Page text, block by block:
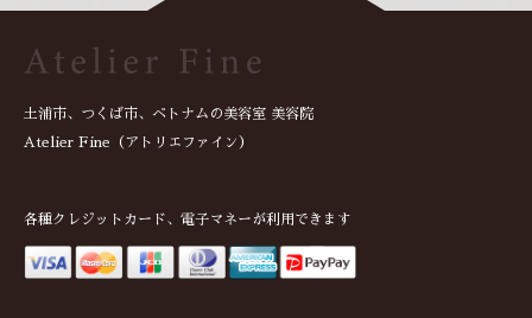
土浦市、つくば市、ベトナムの美容室 美容院
Atelier Fine（アトリエファイン）
各種クレジットカード、電子マネーが利用できます